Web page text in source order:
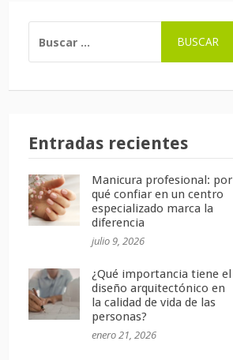
Entradas recientes
Manicura profesional: por
qué confiar en un centro
especializado marca la
diferencia
julio 9, 2026
¿Qué importancia tiene el
diseño arquitectónico en
la calidad de vida de las
personas?
enero 21, 2026